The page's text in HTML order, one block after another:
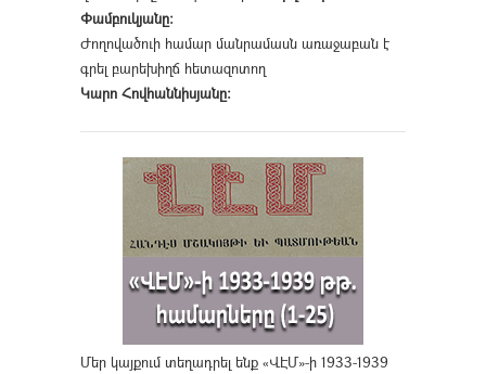
Փամբուկյանը։
Ժողովածուի համար մանրամասն առաջաբան է
գրել բարեխիղճ հետազոտող
Կարո Հովհաննիսյանը։
Մեր կայքում տեղադրել ենք «ՎԷՄ»-ի 1933-1939